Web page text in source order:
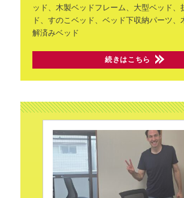
ッド、木製ベッドフレーム、大型ベッド、
ド、すのこベッド、ベッド下収納パーツ、
解済みベッド
続きはこちら